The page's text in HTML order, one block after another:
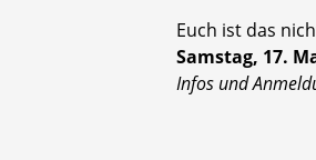
Euch ist das
Samstag, 17.
Infos und